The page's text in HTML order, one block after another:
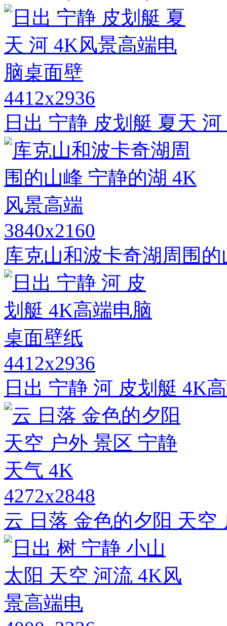
4412x2936
日出 宁静 皮划艇 夏天
3840x2160
库克山和波卡奇湖周围
4412x2936
日出 宁静 河 皮划艇 4K
4272x2848
云 日落 金色的夕阳 天空